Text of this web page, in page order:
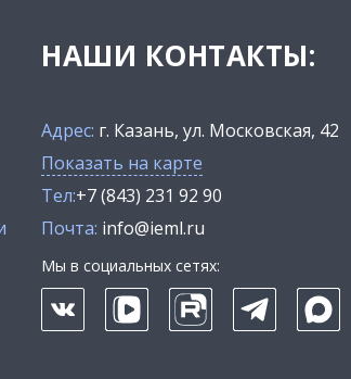
НАШИ КОНТАКТЫ:
Адрес: г. Казань, ул. Московская, 42
Показать на карте
Тел:+7 (843) 231 92 90
Почта: info@ieml.ru
Мы в социальных сетях: